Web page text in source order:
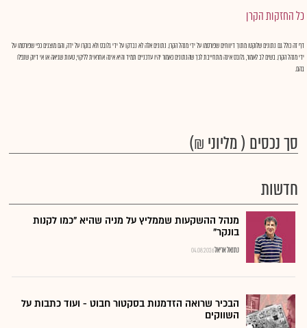
כל החזקות הקרן
דף זה כולל גם נתונים שלוקטו מתוך דיווחים שפורסמו על ידי מנהל הקרן. נתונים אלה לא נבדקו על ידי גלובס ולא בוקרו על ידה, והם מוצגים כפי שפורסמו על
ידי מנהל הקרן. בשים לב לאמור, גלובס אינה מתחייבת לכך שהנתונים כאמור יהיו עדכניים תמיד והיא אינה אחראית לליקוי, טעות שגיאה או אי דיוק שנפלו
בהם.
סך נכסים ( מליוני ₪)
חדשות
מנהל ההשקעות שממליץ על מניה שהיא "כמו לקנות
בונקר"
04.08.2026נתנאל אריאל
הבכיר שרואה הזדמנות בסקטור חבוט - ועוד כתבות על
השווקים